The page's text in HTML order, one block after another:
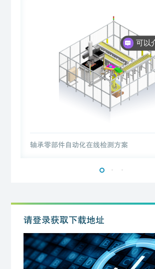
轴承零部件自动化在线检测方案
请登录获取下载地址